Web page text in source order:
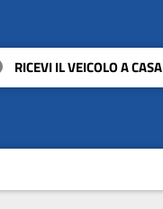
RICEVI IL VEICOLO A CASA